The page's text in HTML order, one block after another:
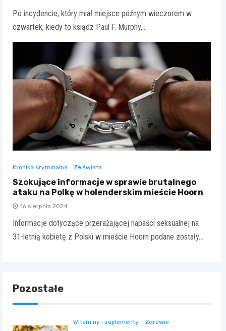
Po incydencie, który miał miejsce późnym wieczorem w
czwartek, kiedy to ksiądz Paul F. Murphy,…
Kronika Kryminalna Ze świata
Szokujące informacje w sprawie brutalnego
ataku na Polkę w holenderskim mieście Hoorn
16 sierpnia 2024
Informacje dotyczące przerażającej napaści seksualnej na
31-letnią kobietę z Polski w mieście Hoorn podane zostały…
Pozostałe
Witaminy i suplementy Zdrowie